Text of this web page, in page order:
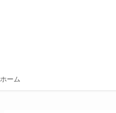
ホーム